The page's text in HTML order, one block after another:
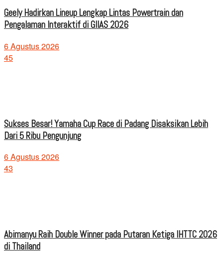
Geely Hadirkan Lineup Lengkap Lintas Powertrain dan
Pengalaman Interaktif di GIIAS 2026
6 Agustus 2026
45
Sukses Besar! Yamaha Cup Race di Padang Disaksikan Lebih
Dari 5 Ribu Pengunjung
6 Agustus 2026
43
Abimanyu Raih Double Winner pada Putaran Ketiga IHTTC 2026
di Thailand